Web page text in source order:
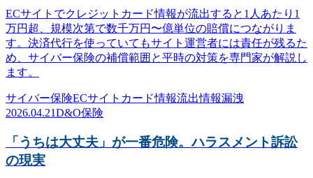
ECサイトでクレジットカード情報が流出すると1人あたり1
万円超、規模次第で数千万円〜億単位の賠償につながりま
す。決済代行を使っていてもサイト運営者には責任が残るた
め、サイバー保険の補償範囲と平時の対策を専門家が解説し
ます。
サイバー保険ECサイト カード情報流出情報漏洩
2026.04.21D&O保険
「うちは大丈夫」が一番危険。ハラスメント訴訟
の現実